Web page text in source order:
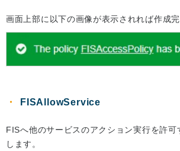
画面上部に以下の画像が表示されれば作成完
FISAllowService
FISへ他のサービスのアクション実行を許可
します。